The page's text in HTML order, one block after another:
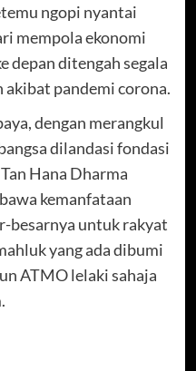
ngopi nyantai
mempola ekonomi
depan ditengah segala
pandemi corona.
dengan merangkul
dilandasi fondasi
Hana Dharma
kemanfataan
besarnya untuk rakyat
yang ada dibumi
ATMO lelaki sahaja